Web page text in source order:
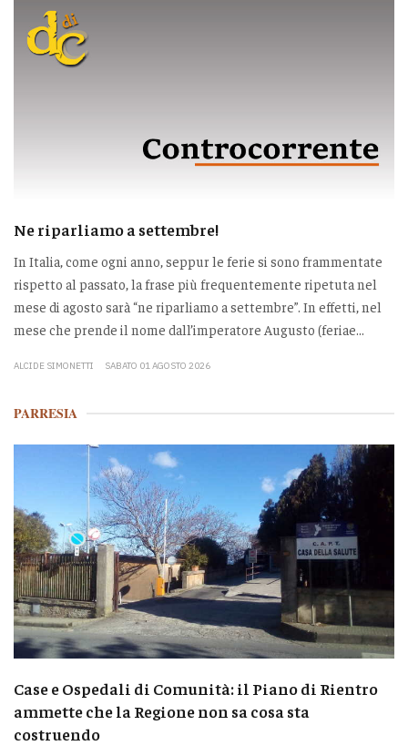
Ne riparliamo a settembre!
In Italia, come ogni anno, seppur le ferie si sono frammentate
rispetto al passato, la frase più frequentemente ripetuta nel
mese di agosto sarà “ne riparliamo a settembre”. In effetti, nel
mese che prende il nome dall’imperatore Augusto (feriae...
ALCIDE SIMONETTI SABATO 01 AGOSTO 2026
PARRESIA
Case e Ospedali di Comunità: il Piano di Rientro
ammette che la Regione non sa cosa sta
costruendo